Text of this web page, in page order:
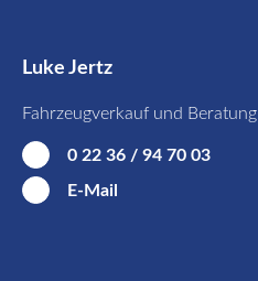
Luke Jertz
Fahrzeugverkauf und Beratung
0 22 36 / 94 70 03
E-Mail